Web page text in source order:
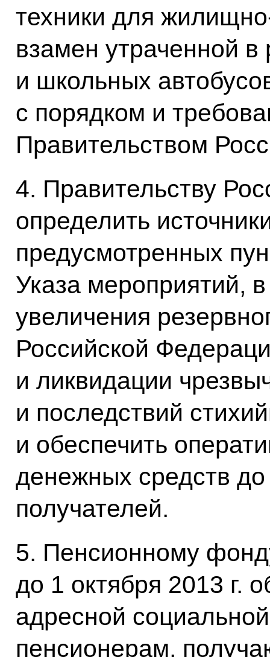
техники для
взамен утраченной в
и школьных
с порядком и
Правительством
4. Правительству
определить
предусмотренных
Указа мероприятий,
увеличения
Российской
и ликвидации
и последствий
и обеспечить
денежных средств
получателей.
5. Пенсионному
до 1 октября 2013 г.
адресной
пенсионерам,